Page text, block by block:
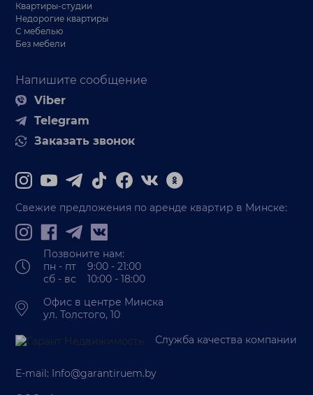
Напишите сообщение
Viber
Telegram
Заказать звонок
Квартиры-студии
Недорогие квартиры
С мебелью
Без мебели
Свежие предложения по аренде квартир в Минске:
Позвоните нам:
пн - пт 9:00 - 21:00
сб - вс 10:00 - 18:00
Офис в центре Минска
ул. Толстого, 10
Служба качества компании
E-mail: Info@garantiruem.by